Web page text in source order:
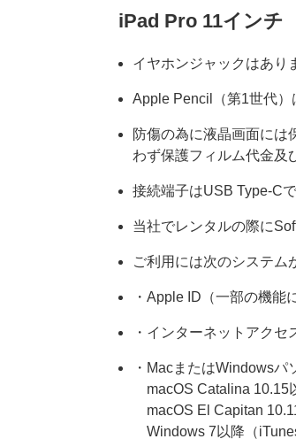
iPad Pro 11インチ
イヤホンジャックはあり
Apple Pencil（第1世代）
防傷の為に液晶画面には
わず保護フィルム代金及
接続端子はUSB Type-Cで
当社でレンタルの際に
ご利用には次のシステム
・Apple ID（一部の機能
・インターネットアクセ
・MacまたはWindows
macOS Catalina 10.15
macOS El Capitan
Windows 7以降（